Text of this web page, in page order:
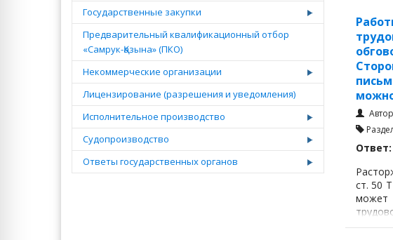
Государственные закупки
Предварительный квалификационный отбор
«Самрук-Қазына» (ПКО)
Некоммерческие организации
Лицензирование (разрешения и уведомления)
Исполнительное производство
Судопроизводство
Ответы государственных органов
Ответ:
ст. 50
может